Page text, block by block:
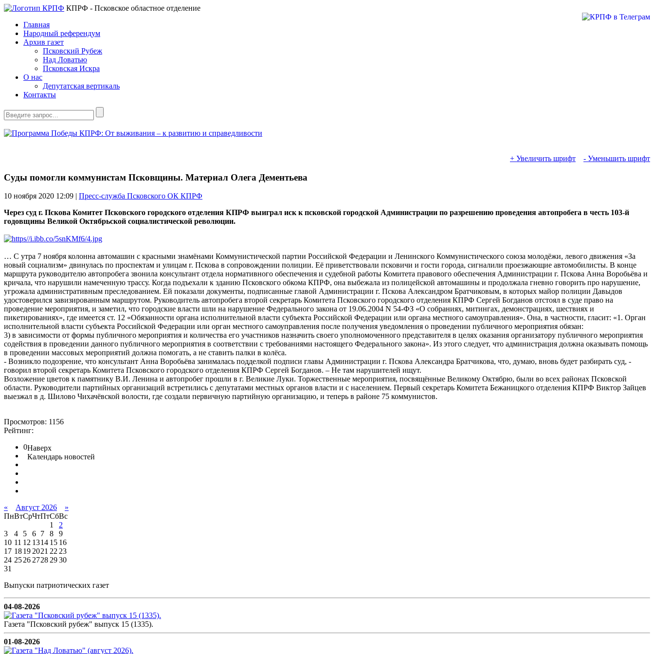
КПРФ - Псковское областное отделение
Главная
Народный референдум
Архив газет
Псковский Рубеж
Над Ловатью
Псковская Искра
О нас
Депутатская вертикаль
Контакты
+ Увеличить шрифт - Уменьшить шрифт
Суды помогли коммунистам Псковщины. Материал Олега Дементьева
10 ноября 2020 12:09 | Пресс-служба Псковского ОК КПРФ
Через суд г. Пскова Комитет Псковского городского отделения КПРФ выиграл иск к псковской городской Администрации по разрешению проведения автопробега в честь 103-й
годовщины Великой Октябрьской социалистической революции.
… С утра 7 ноября колонна автомашин с красными знамёнами Коммунистической партии Российской Федерации и Ленинского Коммунистического союза молодёжи, левого движения «За
новый социализм» двинулась по проспектам и улицам г. Пскова в сопровождении полиции. Её приветствовали псковичи и гости города, сигналили проезжающие автомобилисты. В конце
маршрута руководителю автопробега звонила консультант отдела нормативного обеспечения и судебной работы Комитета правового обеспечения Администрации г. Пскова Анна Воробьёва и
кричала, что нарушили намеченную трассу. Когда подъехали к зданию Псковского обкома КПРФ, она выбежала из полицейской автомашины и продолжала гневно говорить про нарушение,
угрожала административным преследованием. Ей показали документы, подписанные главой Администрации г. Пскова Александром Братчиковым, в которых майор полиции Давыдов
удостоверился завизированным маршрутом. Руководитель автопробега второй секретарь Комитета Псковского городского отделения КПРФ Сергей Богданов отстоял в суде право на
проведение мероприятия, и заметил, что городские власти шли на нарушение Федерального закона от 19.06.2004 N 54-ФЗ «О собраниях, митингах, демонстрациях, шествиях и
пикетированиях», где имеется ст. 12 «Обязанности органа исполнительной власти субъекта Российской Федерации или органа местного самоуправления». Она, в частности, гласит: «1. Орган
исполнительной власти субъекта Российской Федерации или орган местного самоуправления после получения уведомления о проведении публичного мероприятия обязан:
3) в зависимости от формы публичного мероприятия и количества его участников назначить своего уполномоченного представителя в целях оказания организатору публичного мероприятия
содействия в проведении данного публичного мероприятия в соответствии с требованиями настоящего Федерального закона». Из этого следует, что администрация должна оказывать помощь
в проведении массовых мероприятий должна помогать, а не ставить палки в колёса.
- Возникло подозрение, что консультант Анна Воробьёва занималась подделкой подписи главы Администрации г. Пскова Александра Братчикова, что, думаю, вновь будет разбирать суд, -
говорил второй секретарь Комитета Псковского городского отделения КПРФ Сергей Богданов. – Не там нарушителей ищут.
Возложение цветов к памятнику В.И. Ленина и автопробег прошли в г. Великие Луки. Торжественные мероприятия, посвящённые Великому Октябрю, были во всех районах Псковской
области. Руководители партийных организаций встретились с депутатами местных органов власти и с населением. Первый секретарь Комитета Бежаницкого отделения КПРФ Виктор Зайцев
выезжал в д. Шилово Чихачёвской волости, где создали первичную партийную организацию, и теперь в районе 75 коммунистов.
Просмотров: 1156
Рейтинг:
0Наверх
Календарь новостей
« Август 2026
»
ПнВтСрЧтПтСбВс
1
2
3
4 5 6 7 8
9
10 11 12 1314 15 16
17 18192021 2223
24 252627282930
31
Выпуски патриотических газет
04-08-2026
Газета "Псковский рубеж" выпуск 15 (1335).
01-08-2026